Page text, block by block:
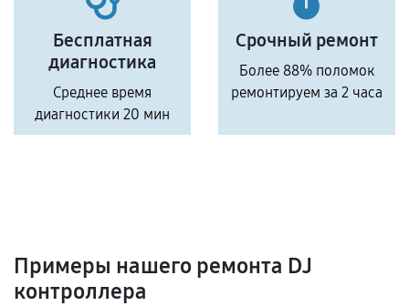
Бесплатная
диагностика
Среднее время
диагностики 20 мин
Срочный ремонт
Более 88% поломок
ремонтируем за 2 часа
Примеры нашего ремонта DJ
контроллера